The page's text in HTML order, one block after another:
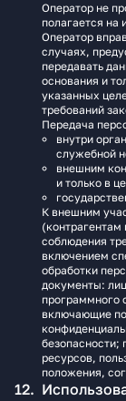
Оператор не
полагается
Оператор
случаях,
передавать
основания и
указанных
требований
Передача
внутри
служебной
внешним
и только в
К внешним
(контрагентам
соблюдения
включением
обработки
документы:
программного
включающие
безопасности;
ресурсов,
положения,